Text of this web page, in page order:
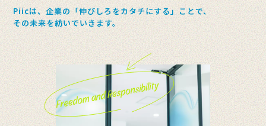
Piicは、企業の「伸びしろをカタチにする」ことで、
その未来を紡いでいきます。